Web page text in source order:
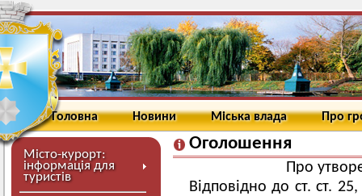
Головна Новини Міська влада Про
Місто-курорт:
інформація для
туристів
Оголошення
Про
Відповідно до ст. ст.